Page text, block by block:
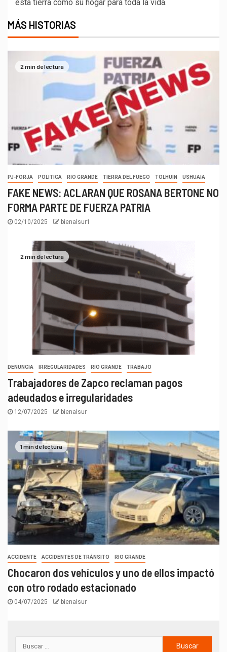
esta tierra como su hogar para toda la vida.
MÁS HISTORIAS
2 min de lectura
PJ-FORJA POLITICA RIO GRANDE TIERRA DEL FUEGO TOLHUIN USHUAIA
FAKE NEWS: ACLARAN QUE ROSANA BERTONE NO
FORMA PARTE DE FUERZA PATRIA
02/10/2025 bienalsur1
2 min de lectura
DENUNCIA IRREGULARIDADES RIO GRANDE TRABAJO
Trabajadores de Zapco reclaman pagos
adeudados e irregularidades
12/07/2025 bienalsur
1 min de lectura
ACCIDENTE ACCIDENTES DE TRÁNSITO RIO GRANDE
Chocaron dos vehículos y uno de ellos impactó
con otro rodado estacionado
04/07/2025 bienalsur